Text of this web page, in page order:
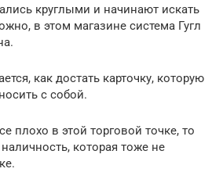
круглыми и начинают искать
в этом магазине система Гугл
как достать карточку, которую
с собой.
плохо в этой торговой точке, то
которая тоже не